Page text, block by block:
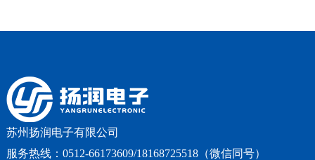
苏州扬润电子有限公司
服务热线：0512-66173609/18168725518（微信同号）